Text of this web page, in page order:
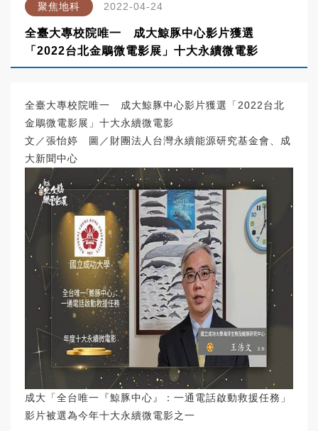
聚焦地科 2022-04-24
全臺大專校院唯一 成大鯨豚中心影片獲選
「2022台北金鵰微電影展」十大永續微電影
全臺大專校院唯一 成大鯨豚中心影片獲選「2022台北
金鵰微電影展」十大永續微電影
文／張怡婷 圖／財團法人台灣永續能源研究基金會、成
大新聞中心
成大「全台唯一『鯨豚中心』：一通電話啟動救援任務」
影片被選為今年十大永續微電影之一